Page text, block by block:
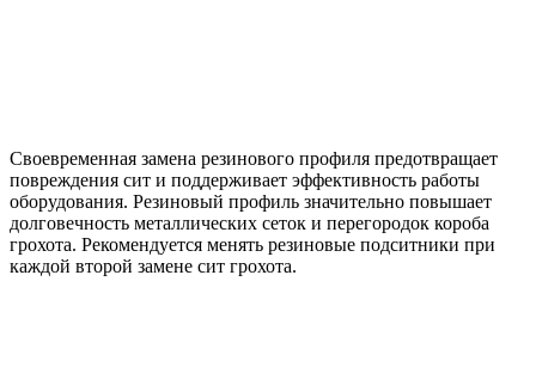
Своевременная замена резинового профиля предотвращает
повреждения сит и поддерживает эффективность работы
оборудования. Резиновый профиль значительно повышает
долговечность металлических сеток и перегородок короба
грохота. Рекомендуется менять резиновые подситники при
каждой второй замене сит грохота.